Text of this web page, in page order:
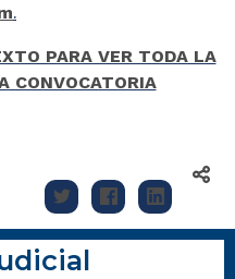
.
PARA VER TODA LA
CONVOCATORIA